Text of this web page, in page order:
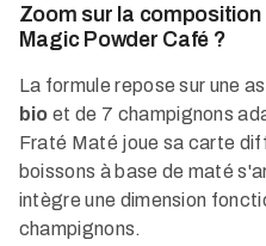
Zoom sur la composition
Magic Powder Café ?
La formule repose sur une
bio et de 7 champignons
Fraté Maté joue sa carte
boissons à base de maté
intègre une dimension
champignons.